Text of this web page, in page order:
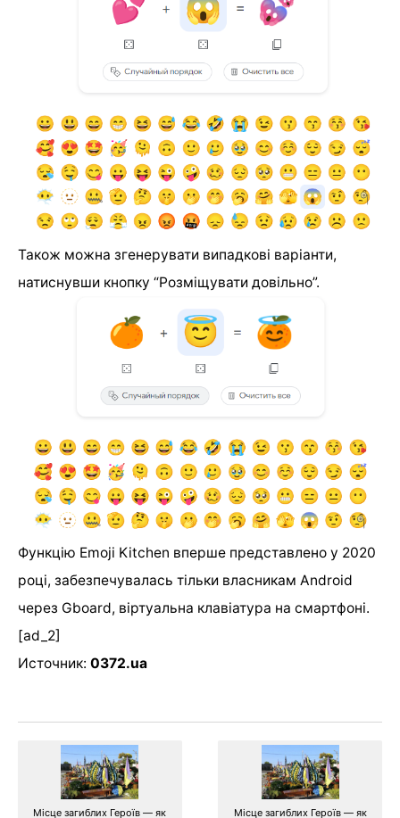
Також можна згенерувати випадкові варіанти,
натиснувши кнопку “Розміщувати довільно”.
Функцію Emoji Kitchen вперше представлено у 2020
році, забезпечувалась тільки власникам Android
через Gboard, віртуальна клавіатура на смартфоні.
[ad_2]
Источник: 0372.ua
Місце загиблих Героїв — як Місце загиблих Героїв — як